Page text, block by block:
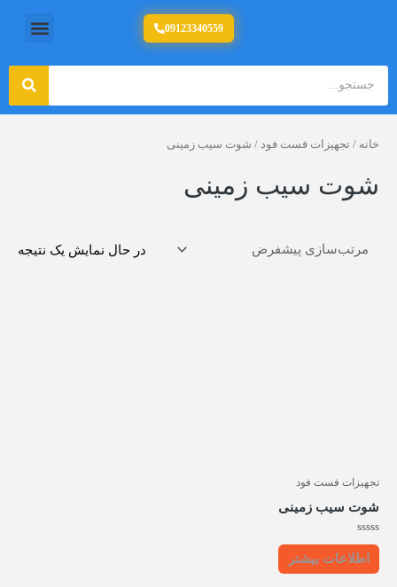
09123340559 منو
خانه / تجهیزات فست فود / شوت سیب زمینی
شوت سیب زمینی
در حال نمایش یک نتیجه
تجهیزات فست فود
شوت سیب زمینی
امتیاز
5
اطلاعات بیشتر